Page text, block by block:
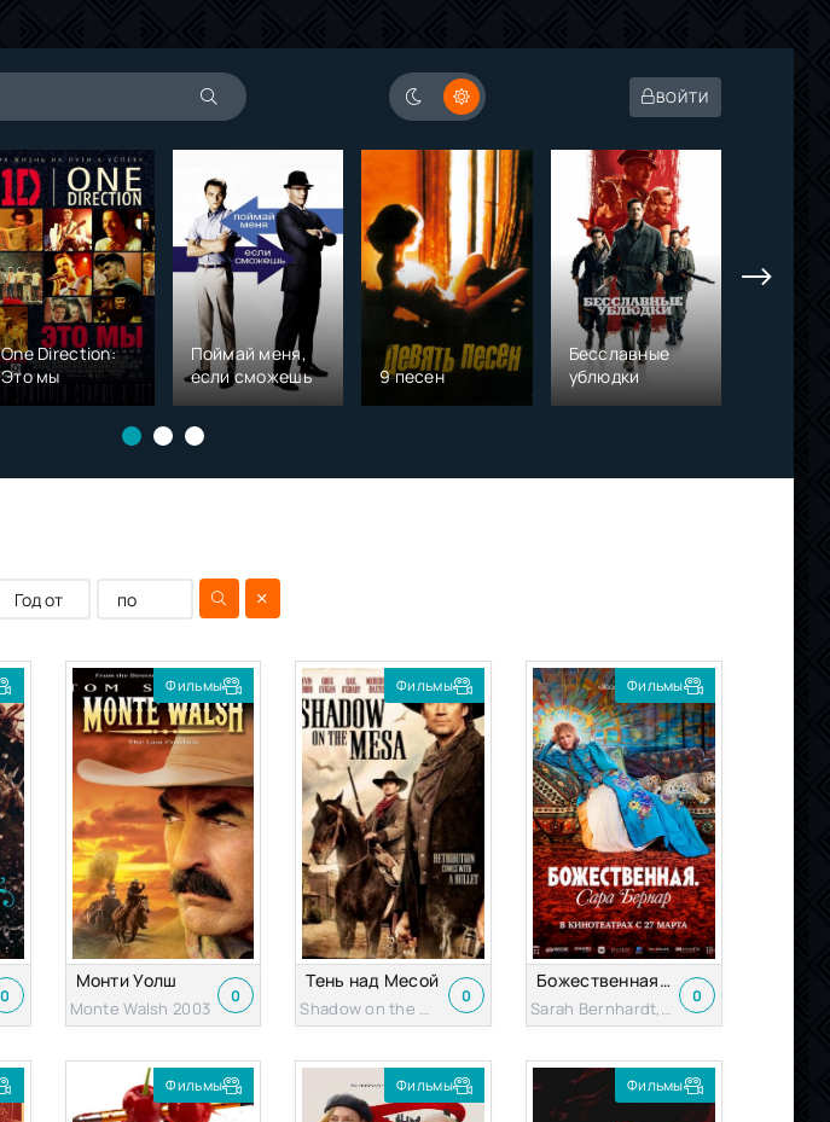
ВОЙТИ
One Direction:
Это мы
Поймай меня,
если сможешь
9 песен
Бесславные
ублюдки
0
Фильмы
Монти Уолш
Monte Walsh 2003
0
Фильмы
Тень над Месой
Shadow on the Mesa 2013
0
Фильмы
Божественная. Сара Бернар
Sarah Bernhardt, la divine 2024
0
Фильмы Фильмы Фильмы